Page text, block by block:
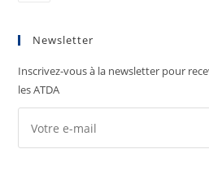
Newsletter
Inscrivez-vous à la newsletter pour
les ATDA